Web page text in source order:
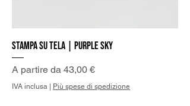
Stampa su Tela | Purple Sky
A partire da 43,00 €
Prezzo scontato
IVA inclusa | Più spese di spedizione